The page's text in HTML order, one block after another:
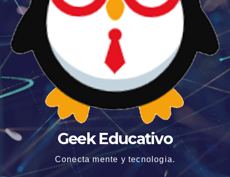
Geek Educativo
Conecta mente y tecnologia.